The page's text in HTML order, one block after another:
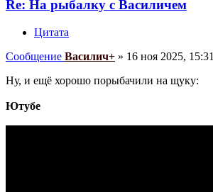
Re: На рыбалку с Василичем
Цитата
Сообщение Василич+ » 16 ноя 2025, 15:31
Ну, и ещё хорошо порыбачили на щуку:
Ютубе